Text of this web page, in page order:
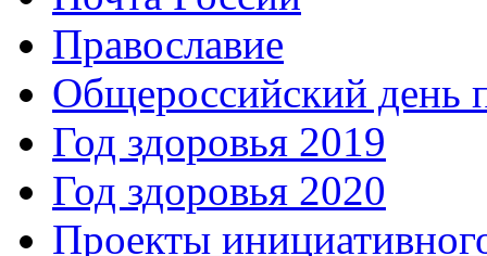
Православие
Общероссийский день
Год здоровья 2019
Год здоровья 2020
Проекты